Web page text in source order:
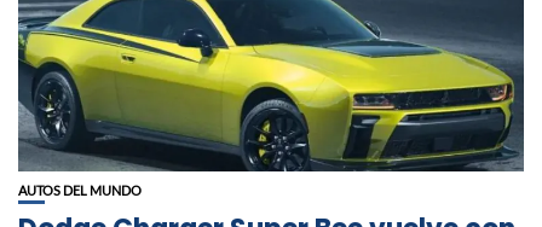
AUTOS DEL MUNDO